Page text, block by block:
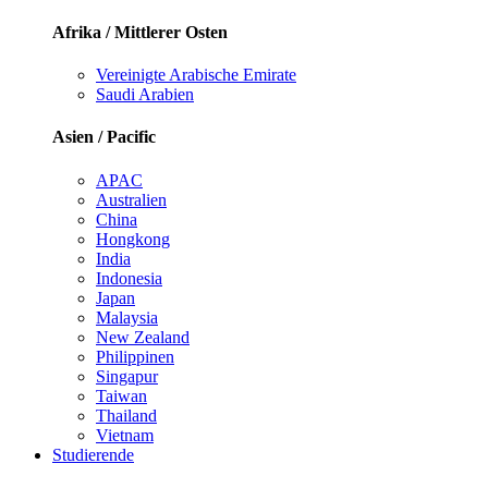
Afrika / Mittlerer Osten
Vereinigte Arabische Emirate
Saudi Arabien
Asien / Pacific
APAC
Australien
China
Hongkong
India
Indonesia
Japan
Malaysia
New Zealand
Philippinen
Singapur
Taiwan
Thailand
Vietnam
Studierende